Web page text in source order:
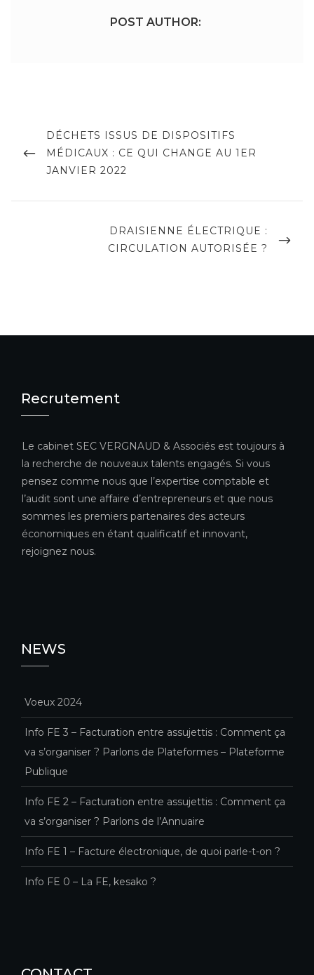
POST AUTHOR:
l’article
PREVIOUS
POST
DÉCHETS ISSUS DE DISPOSITIFS
MÉDICAUX : CE QUI CHANGE AU 1ER
JANVIER 2022
NEXT
POST
DRAISIENNE ÉLECTRIQUE :
CIRCULATION AUTORISÉE ?
Recrutement
Le cabinet SEC VERGNAUD & Associés est toujours à
la recherche de nouveaux talents engagés. Si vous
pensez comme nous que l’expertise comptable et
l’audit sont une affaire d’entrepreneurs et que nous
sommes les premiers partenaires des acteurs
économiques en étant qualificatif et innovant,
rejoignez nous.
NEWS
Voeux 2024
Info FE 3 – Facturation entre assujettis : Comment ça
va s’organiser ? Parlons de Plateformes – Plateforme
Publique
Info FE 2 – Facturation entre assujettis : Comment ça
va s’organiser ? Parlons de l’Annuaire
Info FE 1 – Facture électronique, de quoi parle-t-on ?
Info FE 0 – La FE, kesako ?